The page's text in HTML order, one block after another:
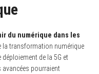
du numérique dans les
la transformation numérique
déploiement de la 5G et
avancées pourraient